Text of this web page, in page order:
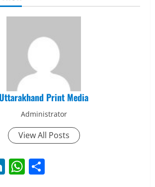
Uttarakhand Print Media
Administrator
View All Posts
LinkedIn
WhatsApp